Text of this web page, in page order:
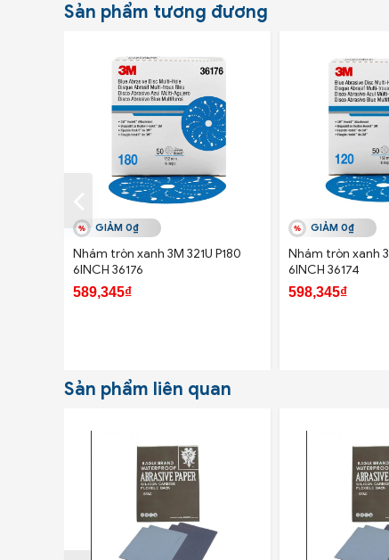
Sản phẩm tương đương
GIẢM 0₫
Nhám tròn xanh 3M 321U P180
6INCH 36176
589,345₫
GIẢM 0₫
Nhám tròn xanh
6INCH 36174
598,345₫
Sản phẩm liên quan